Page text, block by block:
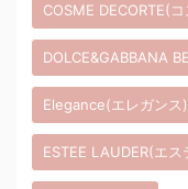
COSME DECORTE(
DOLCE&GABBANA
Elegance(エレガンス)
ESTEE LAUDER(エス